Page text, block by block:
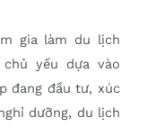
gia làm du lịch
yếu dựa vào
đang đầu tư, xúc
dưỡng, du lịch